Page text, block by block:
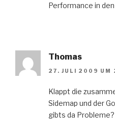
Performance in
Thomas
27. JULI 2009 UM
Klappt die
Sidemap und der
gibts da Probleme?